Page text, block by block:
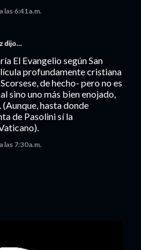
las 6:41 a.m.
dijo…
El Evangelio según San
profundamente cristiana
de hecho- pero no es
sino uno más bien enojado,
hasta donde
de Pasolini sí la
las 7:30 a.m.